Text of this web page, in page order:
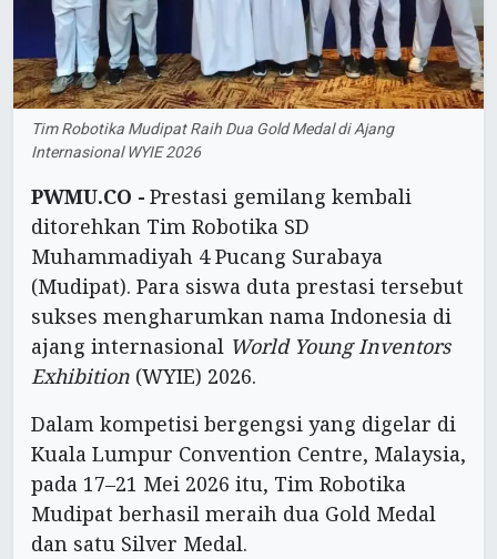
Tim Robotika Mudipat Raih Dua Gold Medal di Ajang
Internasional WYIE 2026
PWMU.CO - Prestasi gemilang kembali
ditorehkan Tim Robotika SD
Muhammadiyah 4 Pucang Surabaya
(Mudipat). Para siswa duta prestasi tersebut
sukses mengharumkan nama Indonesia di
ajang internasional World Young Inventors
Exhibition (WYIE) 2026.
Dalam kompetisi bergengsi yang digelar di
Kuala Lumpur Convention Centre, Malaysia,
pada 17–21 Mei 2026 itu, Tim Robotika
Mudipat berhasil meraih dua Gold Medal
dan satu Silver Medal.